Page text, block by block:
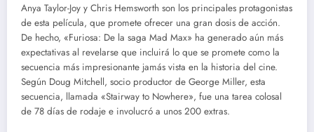
Anya Taylor-Joy y Chris Hemsworth son los principales protagonistas
de esta película, que promete ofrecer una gran dosis de acción.
De hecho, «Furiosa: De la saga Mad Max» ha generado aún más
expectativas al revelarse que incluirá lo que se promete como la
secuencia más impresionante jamás vista en la historia del cine.
Según Doug Mitchell, socio productor de George Miller, esta
secuencia, llamada «Stairway to Nowhere», fue una tarea colosal
de 78 días de rodaje e involucró a unos 200 extras.